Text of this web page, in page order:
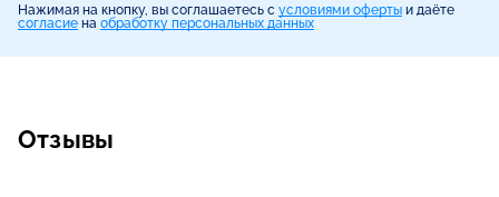
Нажимая на кнопку, вы соглашаетесь с условиями оферты и даёте
согласие на обработку персональных данных
Отзывы